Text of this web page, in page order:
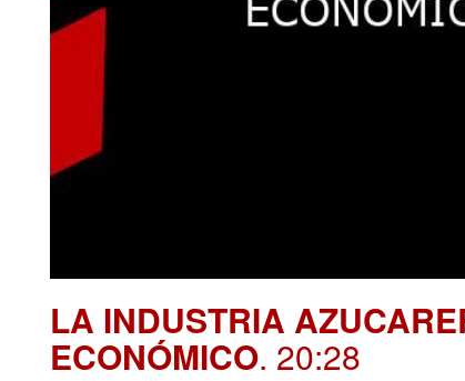
LA INDUSTRIA
ECONÓMICO. 20:28